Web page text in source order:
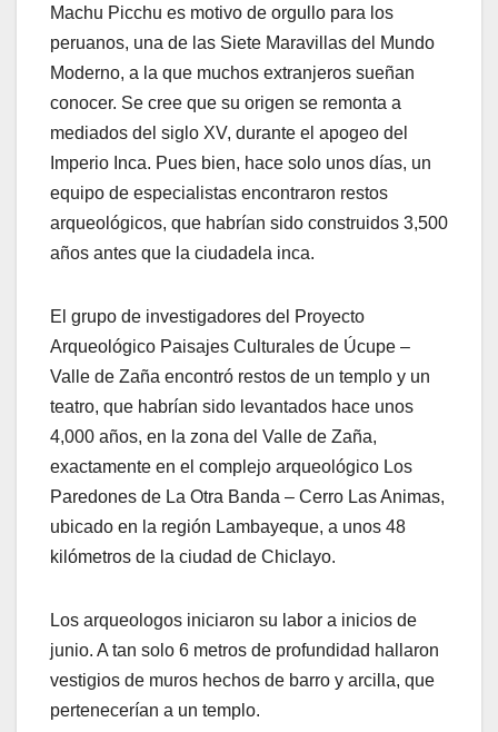
Machu Picchu es motivo de orgullo para los
peruanos, una de las Siete Maravillas del Mundo
Moderno, a la que muchos extranjeros sueñan
conocer. Se cree que su origen se remonta a
mediados del siglo XV, durante el apogeo del
Imperio Inca. Pues bien, hace solo unos días, un
equipo de especialistas encontraron restos
arqueológicos, que habrían sido construidos 3,500
años antes que la ciudadela inca.
El grupo de investigadores del Proyecto
Arqueológico Paisajes Culturales de Úcupe –
Valle de Zaña encontró restos de un templo y un
teatro, que habrían sido levantados hace unos
4,000 años, en la zona del Valle de Zaña,
exactamente en el complejo arqueológico Los
Paredones de La Otra Banda – Cerro Las Animas,
ubicado en la región Lambayeque, a unos 48
kilómetros de la ciudad de Chiclayo.
Los arqueologos iniciaron su labor a inicios de
junio. A tan solo 6 metros de profundidad hallaron
vestigios de muros hechos de barro y arcilla, que
pertenecerían a un templo.